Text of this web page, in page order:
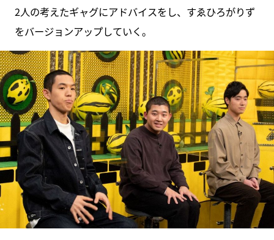
2人の考えたギャグにアドバイスをし、すゑひろがりず
をバージョンアップしていく。